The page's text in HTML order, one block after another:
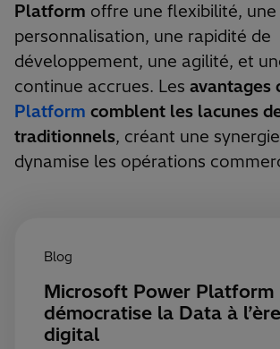
Platform offre une flexibilité, une
personnalisation, une rapidité de
développement, une agilité, et
continue accrues. Les avantages
Platform comblent les lacunes
traditionnels, créant une
dynamise les opérations
Blog
Microsoft Power Platform
démocratise la Data à
digital